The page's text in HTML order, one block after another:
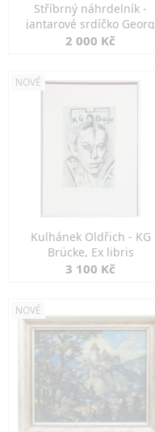
Stříbrný náhrdelník -
jantarové srdíčko Georg
Kramer
2 000 Kč
NOVÉ
Kulhánek Oldřich - KG
Brücke, Ex libris
3 100 Kč
NOVÉ